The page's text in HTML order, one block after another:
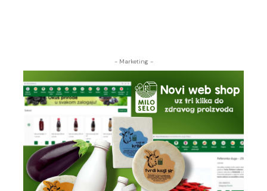
- Marketing -